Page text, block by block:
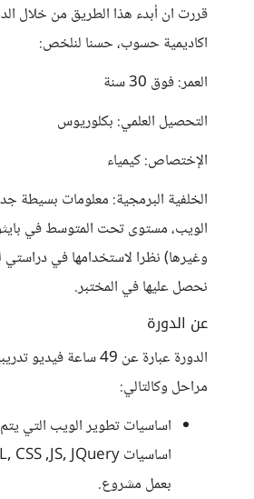
قررت ان أبدء هذا الطريق من خلال
اكاديمية حسوب، حسنا لنلخص:
العمر: فوق 30 سنة
التحصيل العلمي: بكلوريوس
الإختصاص: كيمياء
الخلفية البرمجية: معلومات بسيطة
وغيرها) نظرا لاستخدامها في دراستي
نحصل عليها في المختبر.
عن الدورة
الدورة عبارة عن 49
مراحل وكالتالي:
اساسيات تطوير الويب التي
بعمل مشروع.